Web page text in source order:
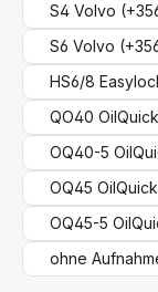
S4 Volvo
S6 Volvo
HS6/8
QO40 OilQuick
OQ40-5
OQ45 OilQuick
OQ45-5
ohne